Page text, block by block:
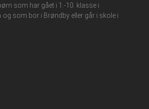
som har gået i 1.-10. klasse i
som bor i Brøndby eller går i skole i